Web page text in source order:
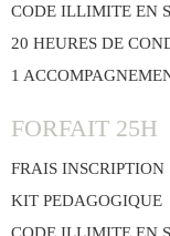
CODE ILLIMITE EN
20 HEURES DE
1
FORFAIT 25H
FRAIS INSCRIPTION
KIT PEDAGOGIQUE
CODE ILLIMITE EN